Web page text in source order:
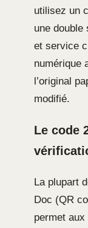
utilisez un
une double
et service
numérique
l’original
modifié.
Le code
La plupart
Doc (QR
permet